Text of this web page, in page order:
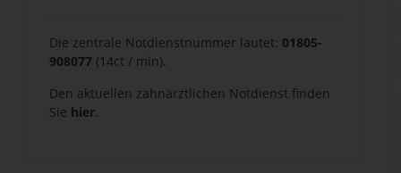
Die zentrale Notdienstnummer lautet: 01805-
908077 (14ct / min).
Den aktuellen zahnärztlichen Notdienst finden
Sie hier.